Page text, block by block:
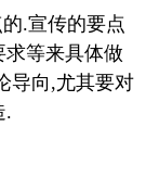
.宣传的要点
等来具体做
导向,尤其要对
.